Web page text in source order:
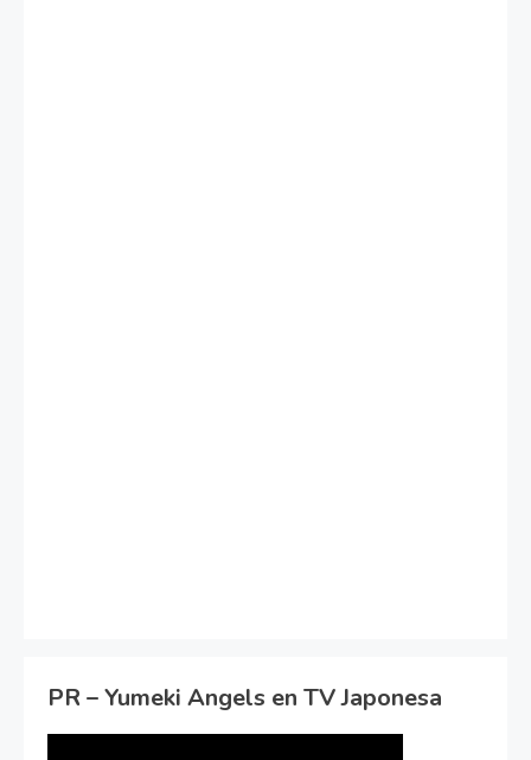
PR – Yumeki Angels en TV Japonesa